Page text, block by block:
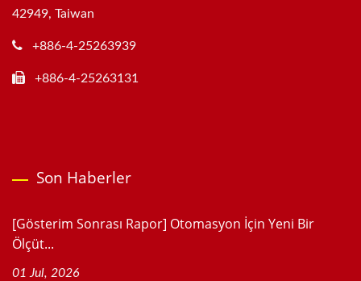
42949, Taiwan
+886-4-25263939
+886-4-25263131
Son Haberler
[Gösterim Sonrası Rapor] Otomasyon İçin Yeni Bir
Ölçüt...
01 Jul, 2026